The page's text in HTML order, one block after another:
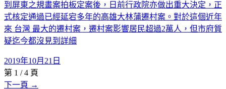
到屏東之規畫案拍板定案後，日前行政院亦做出重大決定，正
式核定通過已經延宕多年的高雄大林蒲遷村案。對於這個近年
來 台灣 最大的遷村案，遷村案影響居民超過2萬人，但市府質
疑迄今都沒見到詳細
2019年10月21日
第 1 /4 頁
下一頁 →